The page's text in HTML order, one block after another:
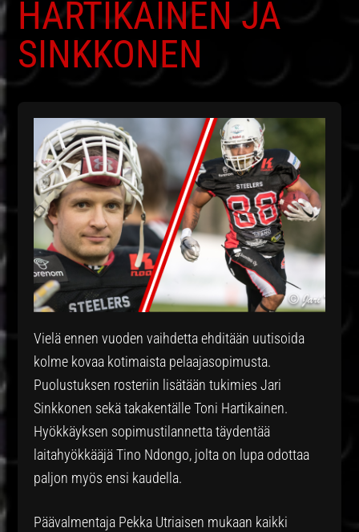
HARTIKAINEN JA
SINKKONEN
Vielä ennen vuoden vaihdetta ehditään uutisoida
kolme kovaa kotimaista pelaajasopimusta.
Puolustuksen rosteriin lisätään tukimies Jari
Sinkkonen sekä takakentälle Toni Hartikainen.
Hyökkäyksen sopimustilannetta täydentää
laitahyökkääjä Tino Ndongo, jolta on lupa odottaa
paljon myös ensi kaudella.
Päävalmentaja Pekka Utriaisen mukaan kaikki